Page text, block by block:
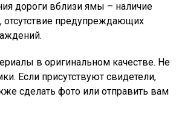
дороги вблизи ямы – наличие
отсутствие предупреждающих
в оригинальном качестве. Не
Если присутствуют свидетели,
сделать фото или отправить вам